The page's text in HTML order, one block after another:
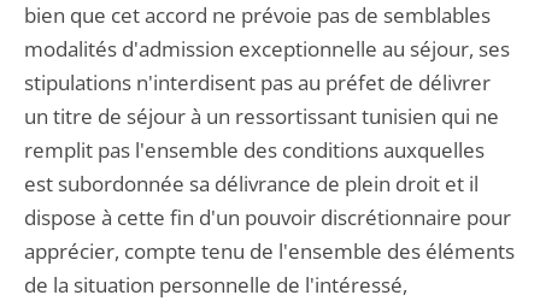
bien que cet accord ne prévoie pas de semblables
modalités d'admission exceptionnelle au séjour, ses
stipulations n'interdisent pas au préfet de délivrer
un titre de séjour à un ressortissant tunisien qui ne
remplit pas l'ensemble des conditions auxquelles
est subordonnée sa délivrance de plein droit et il
dispose à cette fin d'un pouvoir discrétionnaire pour
apprécier, compte tenu de l'ensemble des éléments
de la situation personnelle de l'intéressé,